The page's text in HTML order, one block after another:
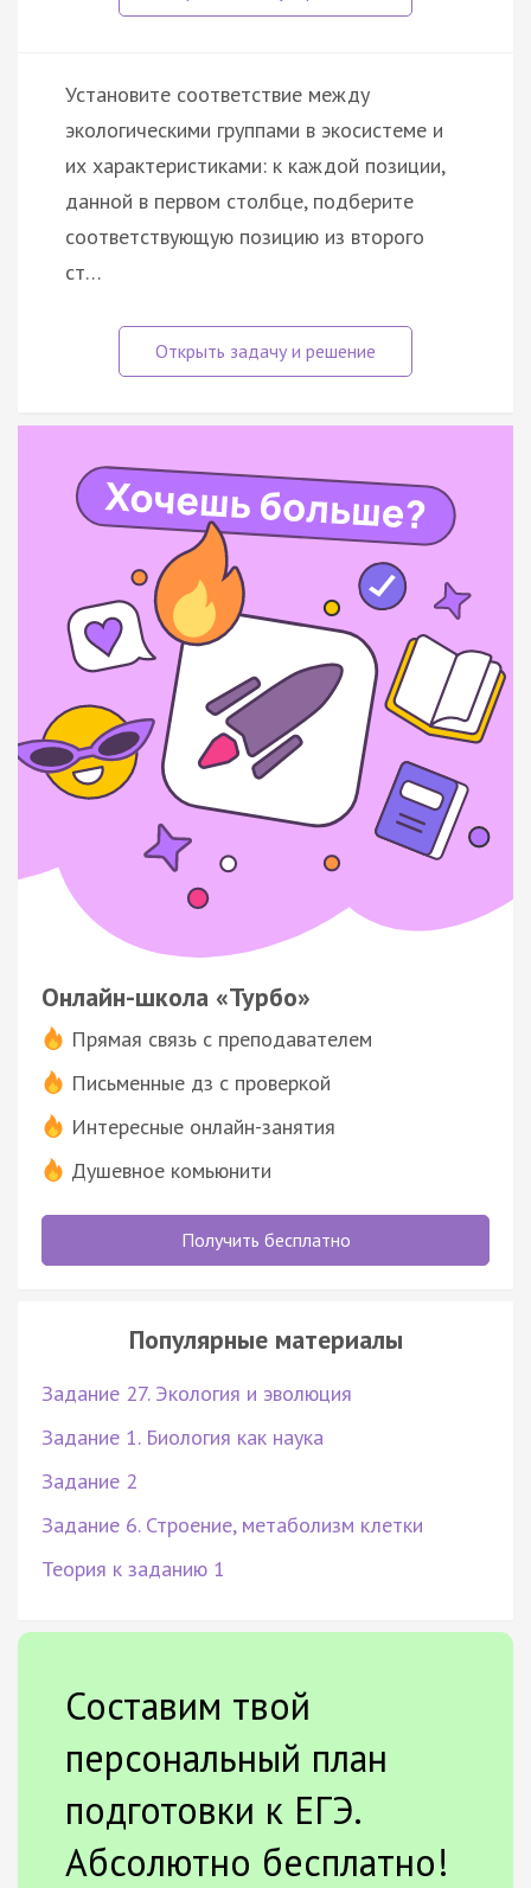
Установите соответствие между
экологическими группами в экосистеме и
их характеристиками: к каждой позиции,
данной в первом столбце, подберите
соответствующую позицию из второго
ст…
Онлайн-школа «Турбо»
Прямая связь с преподавателем
Письменные дз с проверкой
Интересные онлайн-занятия
Душевное комьюнити
Получить бесплатно
Популярные материалы
Задание 27. Экология и эволюция
Задание 1. Биология как наука
Задание 2
Задание 6. Строение, метаболизм клетки
Теория к заданию 1
Составим твой
персональный план
подготовки к ЕГЭ.
Абсолютно бесплатно!